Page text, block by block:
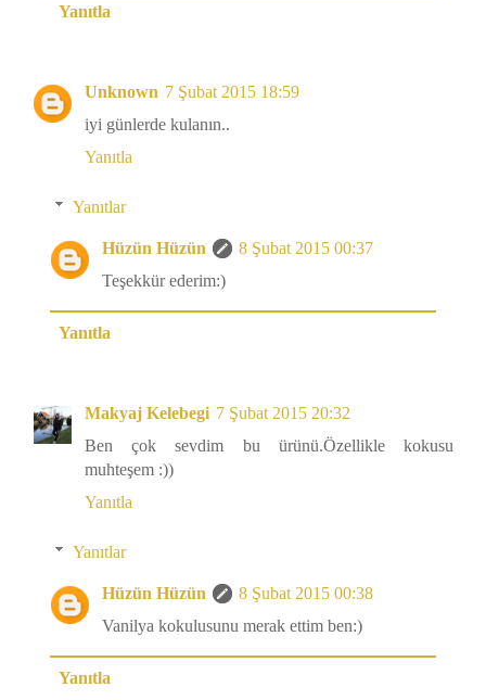
Yanıtla
Unknown 7 Şubat 2015 18:59
iyi günlerde kulanın..
Yanıtla
Yanıtlar
Hüzün Hüzün
8 Şubat 2015 00:37
Teşekkür ederim:)
Yanıtla
Makyaj Kelebegi 7 Şubat 2015 20:32
Ben çok sevdim bu ürünü.Özellikle kokusu
muhteşem :))
Yanıtla
Yanıtlar
Hüzün Hüzün
8 Şubat 2015 00:38
Vanilya kokulusunu merak ettim ben:)
Yanıtla